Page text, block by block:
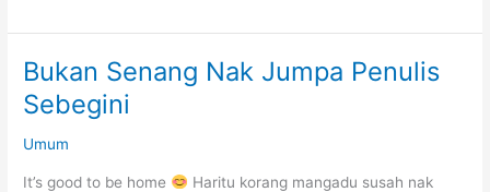
Adakah
sekadar
‘what’s
in
for
me’?
Bukan Senang Nak Jumpa Penulis
Sebegini
Umum
It’s good to be home
Haritu korang mangadu susah nak